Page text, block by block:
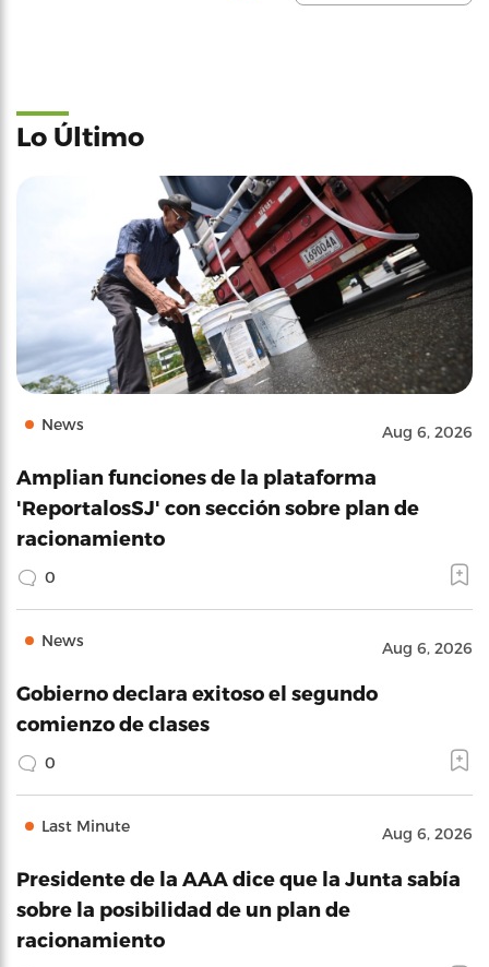
Lo Último
News Aug 6, 2026
Amplian funciones de la plataforma
'ReportalosSJ' con sección sobre plan de
racionamiento
0
News Aug 6, 2026
Gobierno declara exitoso el segundo
comienzo de clases
0
Last Minute Aug 6, 2026
Presidente de la AAA dice que la Junta sabía
sobre la posibilidad de un plan de
racionamiento